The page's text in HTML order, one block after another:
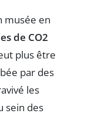
musée en
de CO2
plus être
par des
les
sein des